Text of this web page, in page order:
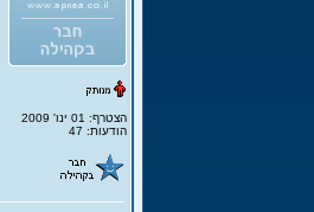
הצטרף: 01 ינו' 2009
הודעות: 47